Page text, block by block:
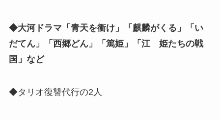
◆大河ドラマ「青天を衝け」「麒麟がくる」「い
だてん」「西郷どん」「篤姫」「江 姫たちの戦
国」など
◆タリオ復讐代行の2人